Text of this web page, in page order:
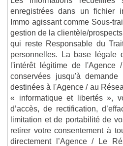
enregistrées dans un fichier
Immo agissant comme Sous-
gestion de la clientèle/
qui reste Responsable du
personnelles. La base légale
l'intérêt légitime de l'Agence
conservées jusqu'à
destinées à l'Agence / au
« informatique et libertés »,
d’accès, de rectification,
limitation et de portabilité de
retirer votre consentement à
directement l’Agence / Le